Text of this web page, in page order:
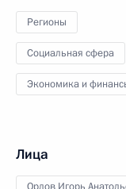
Регионы
Социальная сфера
Экономика и
Лица